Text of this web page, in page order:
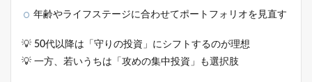
年齢やライフステージに合わせてポートフォリオを見直す
💡 50代以降は「守りの投資」にシフトするのが理想
💡 一方、若いうちは「攻めの集中投資」も選択肢